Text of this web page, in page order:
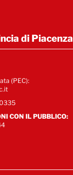
di Piacenza
(PEC):
CON IL PUBBLICO: